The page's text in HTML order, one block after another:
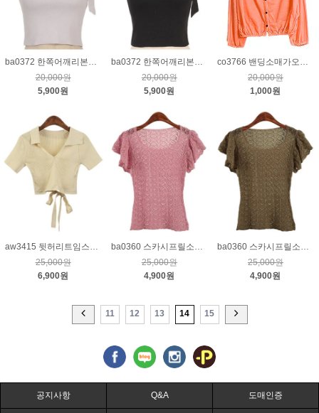
ba0372 한쪽어깨리본묶음민소매니트_연퍼플
20,000원
5,900원
ba0372 한쪽어깨리본묶음민소매니트_블랙
20,000원
5,900원
co3766 밴딩소매가오리후드가디건_네온주황
20,000원
1,000원
aw3415 뒷허리트임스트랩크롭니트_베이지
25,000원
6,900원
ba0360 스카시프릴소매니트_핑크
25,000원
4,900원
ba0360 스카시프릴소매니트_브라운
25,000원
4,900원
11 12 13 14 15
공지사항 Q&A 도매인증